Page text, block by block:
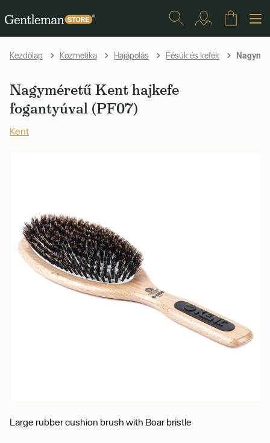
Kezdőlap Kozmetika Hajápolás Fésük és kefék
Nagyméretű Kent hajkefe
fogantyúval (PF07)
Kent
Large rubber cushion brush with Boar bristle